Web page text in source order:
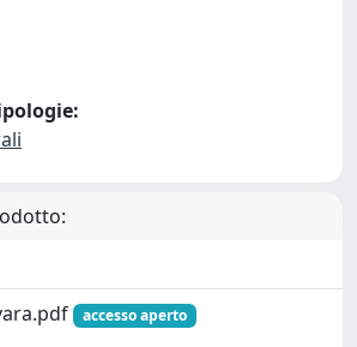
accesso aperto